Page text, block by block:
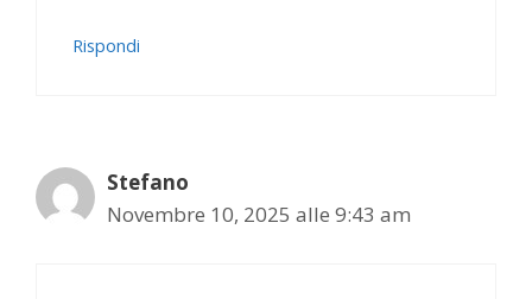
Rispondi
Stefano
Novembre 10, 2025 alle 9:43 am